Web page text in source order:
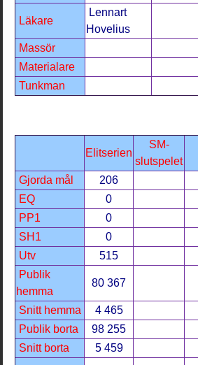
Läkare
Lennart
Hovelius
Massör
Materialare
Tunkman
Elitserien
SM-
slutspelet
Gjorda mål
206
EQ
0
PP1
0
SH1
0
Utv
515
Publik
hemma
80 367
Snitt hemma
4 465
Publik borta
98 255
Snitt borta
5 459